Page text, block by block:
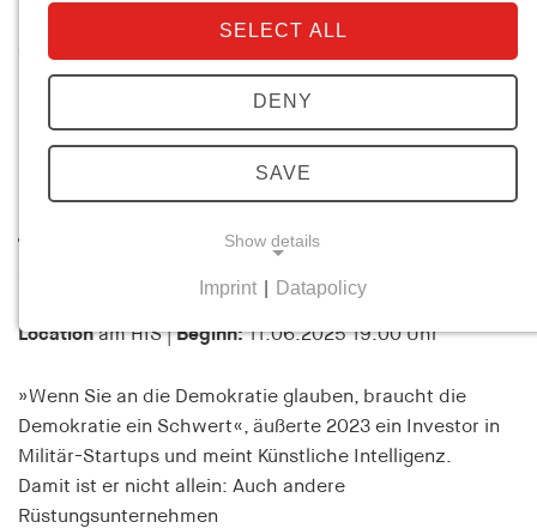
Gegenwart
Öffentliche Veranstaltungen
Künstliche Intelligenz als
Schwert zur Verteidigung von
Demokratie und Freiheit? —Zu
Tötens im Kontext autonomer
Waffensysteme
Locationam HIS |Beginn:11.06.2025 19:00 Uhr
»Wenn Sie an die Demokratie glauben, braucht die
Demokratie ein Schwert«, äußerte 2023 ein Investor in
Militär-Startups und meint Künstliche Intelligenz.
Damit ist er nicht allein: Auch andere
Rüstungsunternehmen
SELECT ALL
DENY
SAVE
Show details
Necessary cookies help to make a website usable
navigation and access to secure areas of the
website. The website cannot function properly
without these cookies.
cookie_consent
Imprint Datapolicy